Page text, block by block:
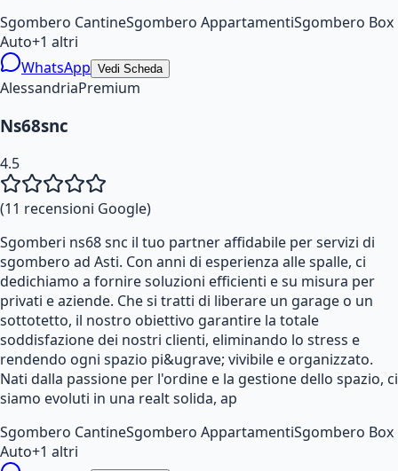
Sgombero CantineSgombero AppartamentiSgombero Box
Auto+1 altri
WhatsApp Vedi Scheda
AlessandriaPremium
Ns68snc
4.5
(11 recensioni Google)
Sgomberi ns68 snc il tuo partner affidabile per servizi di
sgombero ad Asti. Con anni di esperienza alle spalle, ci
dedichiamo a fornire soluzioni efficienti e su misura per
privati e aziende. Che si tratti di liberare un garage o un
sottotetto, il nostro obiettivo garantire la totale
soddisfazione dei nostri clienti, eliminando lo stress e
rendendo ogni spazio pi&ugrave; vivibile e organizzato.
Nati dalla passione per l'ordine e la gestione dello spazio, ci
siamo evoluti in una realt solida, ap
Sgombero CantineSgombero AppartamentiSgombero Box
Auto+1 altri